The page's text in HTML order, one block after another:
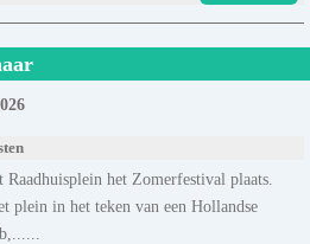
het Zomerfestival plaats.
plein in het teken van een Hollandse